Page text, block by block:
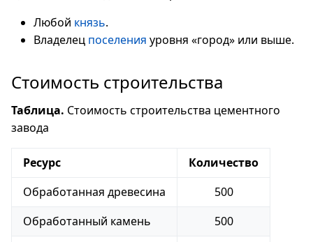
Любой князь.
Владелец поселения уровня «город» или выше.
Стоимость строительства
Таблица. Стоимость строительства цементного
завода
Ресурс
Количество
Обработанная древесина
500
Обработанный камень
500